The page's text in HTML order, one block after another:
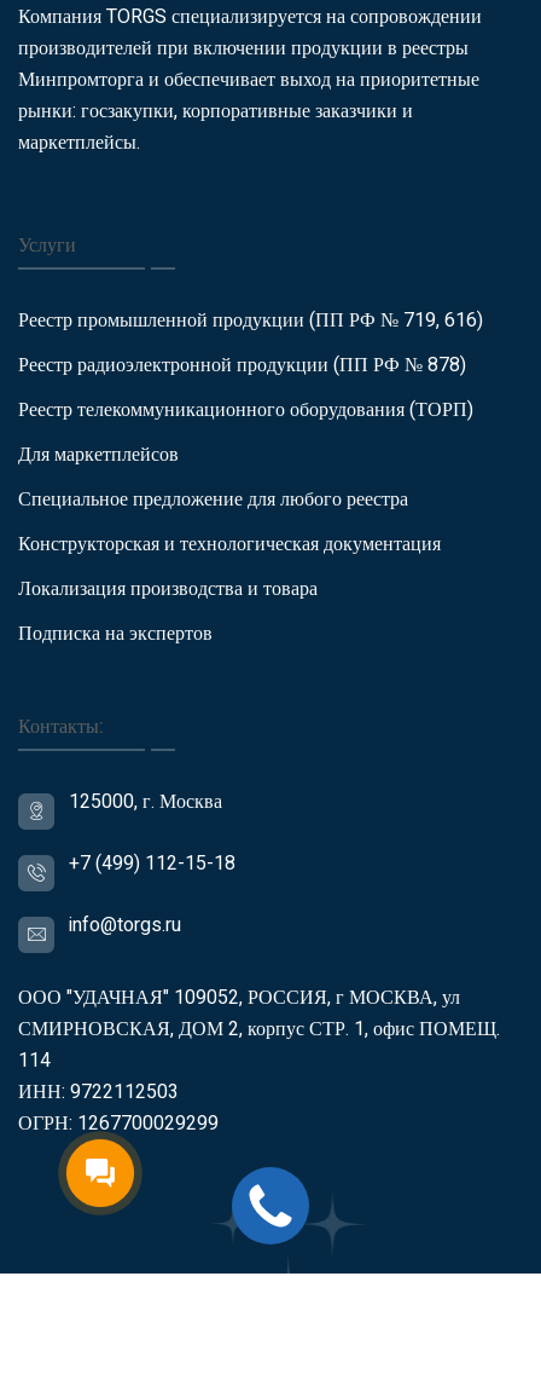
Компания TORGS специализируется на сопровождении
производителей при включении продукции в реестры
Минпромторга и обеспечивает выход на приоритетные
рынки: госзакупки, корпоративные заказчики и
маркетплейсы.
Услуги
Реестр промышленной продукции (ПП РФ № 719, 616)
Реестр радиоэлектронной продукции (ПП РФ № 878)
Реестр телекоммуникационного оборудования (ТОРП)
Для маркетплейсов
Специальное предложение для любого реестра
Конструкторская и технологическая документация
Локализация производства и товара
Подписка на экспертов
Контакты:
125000, г. Москва
+7 (499) 112-15-18
info@torgs.ru
ООО "УДАЧНАЯ" 109052, РОССИЯ, г МОСКВА, ул
СМИРНОВСКАЯ, ДОМ 2, корпус СТР. 1, офис ПОМЕЩ.
114
ИНН: 9722112503
ОГРН: 1267700029299